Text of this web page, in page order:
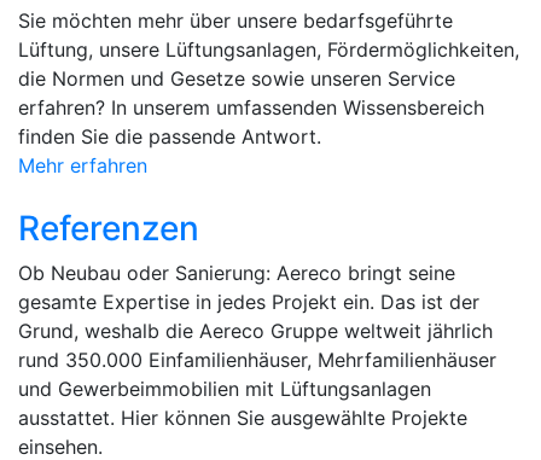
Sie möchten mehr über unsere bedarfsgeführte
Lüftung, unsere Lüftungsanlagen, Fördermöglichkeiten,
die Normen und Gesetze sowie unseren Service
erfahren? In unserem umfassenden Wissensbereich
finden Sie die passende Antwort.
Mehr erfahren
Referenzen
Ob Neubau oder Sanierung: Aereco bringt seine
gesamte Expertise in jedes Projekt ein. Das ist der
Grund, weshalb die Aereco Gruppe weltweit jährlich
rund 350.000 Einfamilienhäuser, Mehrfamilienhäuser
und Gewerbeimmobilien mit Lüftungsanlagen
ausstattet. Hier können Sie ausgewählte Projekte
einsehen.